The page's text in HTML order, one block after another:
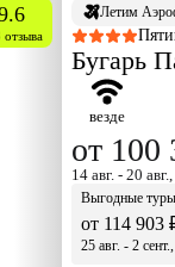
отзыва
Летим
Бугарь
везде
от 100
14 авг. - 20
Выгодные туры
от 114 903
25 авг. - 2